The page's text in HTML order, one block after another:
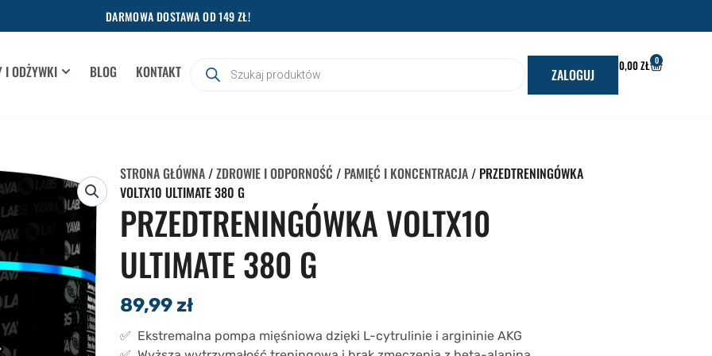
DARMOWA DOSTAWA OD 149 ZŁ!
I ODŻYWKI OPEN SUPLEMENTY I ODŻYWKI
BLOG KONTAKT
produktów
ZALOGUJ 0,00ZŁ 0
WÓZEK
STRONA GŁÓWNA/ZDROWIE I ODPORNOŚĆ / PAMIĘĆ I KONCENTRACJA/ PRZEDTRENINGÓWKA
VOLTX10 ULTIMATE 380 G
PRZEDTRENINGÓWKA VOLTX10
ULTIMATE 380 G
89,99 zł
✅ Ekstremalna pompa mięśniowa dzięki L-cytrulinie i argininie AKG